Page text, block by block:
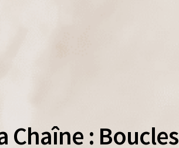
Chaîne : Boucles